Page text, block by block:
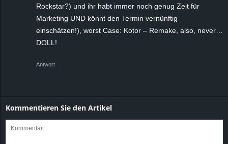
Rockstar?) und ihr habt immer noch genug Zeit für
Marketing UND könnt den Termin vernünftig
einschätzen!), worst Case: Kotor – Remake, also, never…
DOLL!
Antwort
Kommentieren Sie den Artikel